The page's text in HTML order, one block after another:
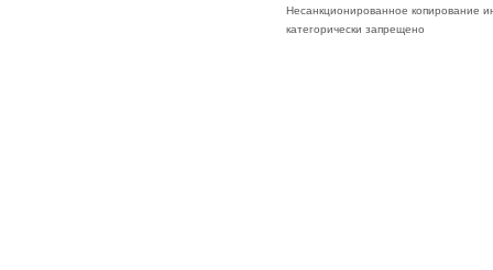
Несанкционированное копирование
категорически запрещено